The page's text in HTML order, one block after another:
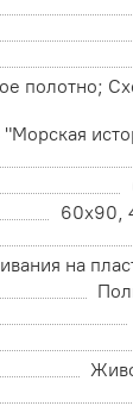
полотно;
60х90,
на